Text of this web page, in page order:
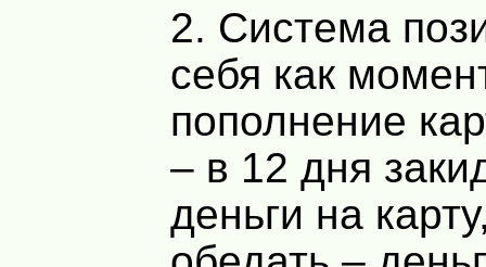
2. Система
себя как
пополнение
– в 12 дня
деньги на